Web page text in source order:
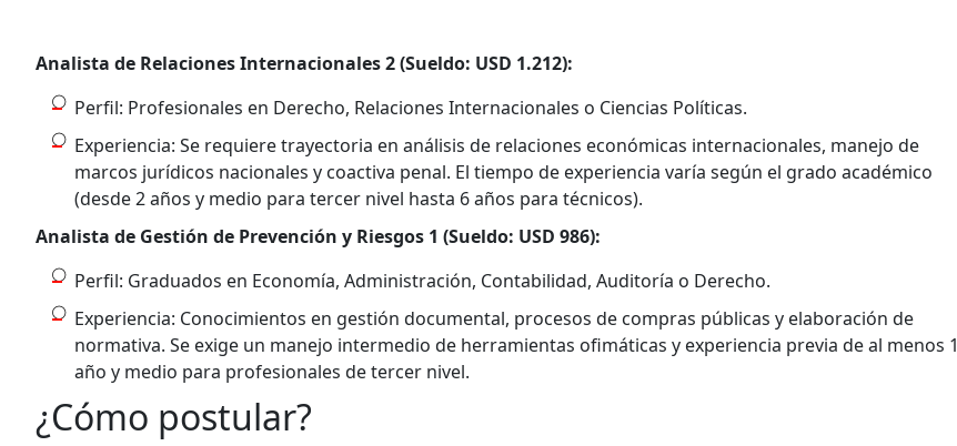
Analista de Relaciones Internacionales 2 (Sueldo: USD 1.212):
Perfil: Profesionales en Derecho, Relaciones Internacionales o Ciencias Políticas.
Experiencia: Se requiere trayectoria en análisis de relaciones económicas internacionales, manejo de
marcos jurídicos nacionales y coactiva penal. El tiempo de experiencia varía según el grado académico
(desde 2 años y medio para tercer nivel hasta 6 años para técnicos).
Analista de Gestión de Prevención y Riesgos 1 (Sueldo: USD 986):
Perfil: Graduados en Economía, Administración, Contabilidad, Auditoría o Derecho.
Experiencia: Conocimientos en gestión documental, procesos de compras públicas y elaboración de
normativa. Se exige un manejo intermedio de herramientas ofimáticas y experiencia previa de al menos 1
año y medio para profesionales de tercer nivel.
​​​​​​¿Cómo postular?